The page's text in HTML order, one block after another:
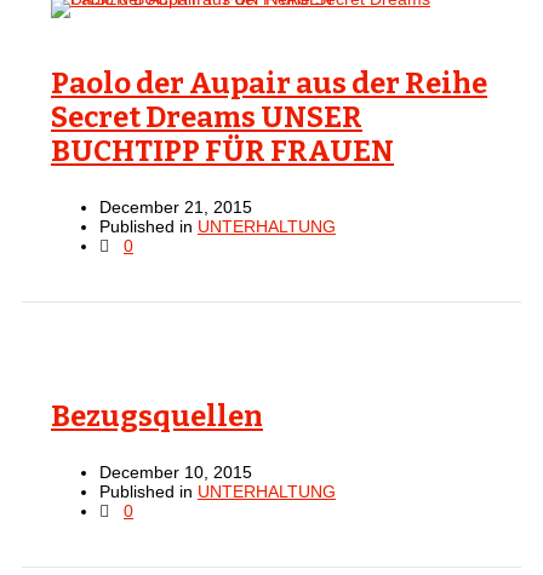
Paolo der Aupair aus der Reihe
Secret Dreams UNSER
BUCHTIPP FÜR FRAUEN
December 21, 2015
Published in UNTERHALTUNG
0
Bezugsquellen
December 10, 2015
Published in UNTERHALTUNG
0